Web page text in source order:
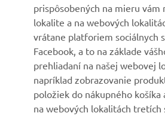
PODPORA
BULLETIN
Získajte medzi prvými informácie o
špeciálnych akciách, nových verziách a
prispôsobených na mieru vám
lokalite a na webových
vrátane platforiem sociálnych
Facebook, a to na základe
prehliadaní na našej webovej
napríklad zobrazovanie
položiek do nákupného košíka
na webových lokalitách tretích